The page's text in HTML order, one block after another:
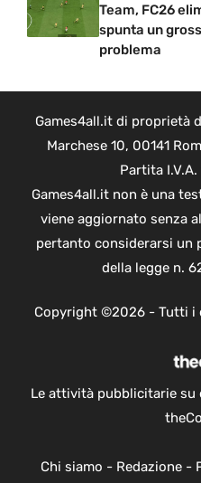
Team, FC26
spunta un
problema
Games4all.it di proprietà
Marchese 10, 00141
Partita
Games4all.it non è una
viene aggiornato senza
pertanto considerarsi un
della legge n.
Copyright ©2026 - Tutti
Le attività pubblicitarie
Chi siamo - Redazione-